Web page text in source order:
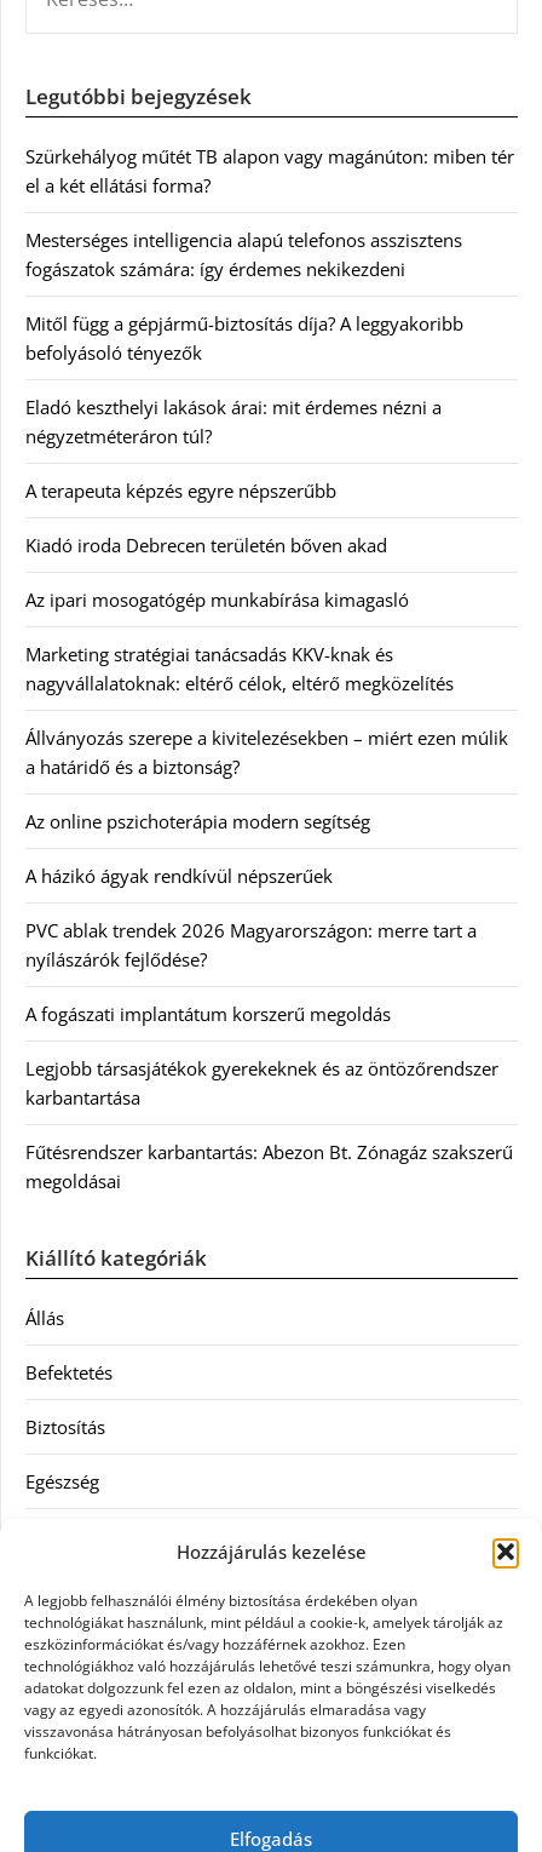
Hozzájárulás kezelése
A legjobb felhasználói élmény biztosítása érdekében olyan
technológiákat használunk, mint például a cookie-k, amelyek tárolják az
eszközinformációkat és/vagy hozzáférnek azokhoz. Ezen
technológiákhoz való hozzájárulás lehetővé teszi számunkra, hogy olyan
adatokat dolgozzunk fel ezen az oldalon, mint a böngészési viselkedés
vagy az egyedi azonosítók. A hozzájárulás elmaradása vagy
visszavonása hátrányosan befolyásolhat bizonyos funkciókat és
funkciókat.
Elfogadás
Legutóbbi bejegyzések
Szürkehályog műtét TB alapon vagy magánúton: miben tér
el a két ellátási forma?
Mesterséges intelligencia alapú telefonos asszisztens
fogászatok számára: így érdemes nekikezdeni
Mitől függ a gépjármű-biztosítás díja? A leggyakoribb
befolyásoló tényezők
Eladó keszthelyi lakások árai: mit érdemes nézni a
négyzetméteráron túl?
A terapeuta képzés egyre népszerűbb
Kiadó iroda Debrecen területén bőven akad
Az ipari mosogatógép munkabírása kimagasló
Marketing stratégiai tanácsadás KKV-knak és
nagyvállalatoknak: eltérő célok, eltérő megközelítés
Állványozás szerepe a kivitelezésekben – miért ezen múlik
a határidő és a biztonság?
Az online pszichoterápia modern segítség
A házikó ágyak rendkívül népszerűek
PVC ablak trendek 2026 Magyarországon: merre tart a
nyílászárók fejlődése?
A fogászati implantátum korszerű megoldás
Legjobb társasjátékok gyerekeknek és az öntözőrendszer
karbantartása
Fűtésrendszer karbantartás: Abezon Bt. Zónagáz szakszerű
megoldásai
Kiállító kategóriák
Állás
Befektetés
Biztosítás
Egészség
Ingatlan
Művészetek és szórakozás
Múzeumok
Szolgáltatás
Szórakozás